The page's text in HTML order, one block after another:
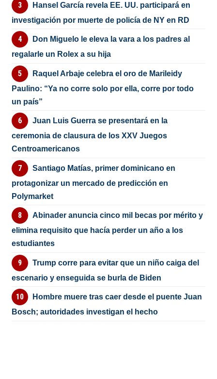
Hansel García revela EE. UU. participará en
investigación por muerte de policía de NY en RD
Don Miguelo le eleva la vara a los padres al
regalarle un Rolex a su hija
Raquel Arbaje celebra el oro de Marileidy
Paulino: “Ya no corre solo por ella, corre por todo
un país”
Juan Luis Guerra se presentará en la
ceremonia de clausura de los XXV Juegos
Centroamericanos
Santiago Matías, primer dominicano en
protagonizar un mercado de predicción en
Polymarket
Abinader anuncia cinco mil becas por mérito y
elimina requisito que hacía perder un año a los
estudiantes
Trump corre para evitar que un niño caiga del
escenario y enseguida se burla de Biden
Hombre muere tras caer desde el puente Juan
Bosch; autoridades investigan el hecho